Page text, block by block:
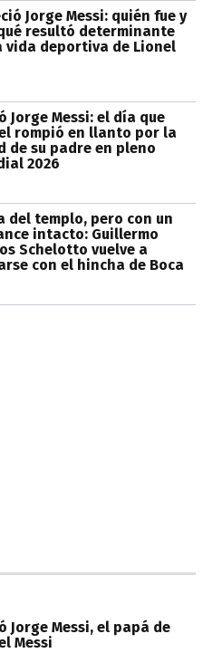
Jorge Messi: quién fue y
resultó determinante
vida deportiva de Lionel
Jorge Messi: el día que
rompió en llanto por la
de su padre en pleno
2026
del templo, pero con un
intacto: Guillermo
Schelotto vuelve a
con el hincha de Boca
Jorge Messi, el papá de
Messi